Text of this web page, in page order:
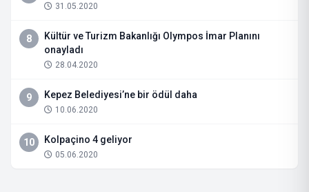
31.05.2020
8
Kültür ve Turizm Bakanlığı Olympos İmar Planını
onayladı
28.04.2020
9 Kepez Belediyesi’ne bir ödül daha
10.06.2020
10 Kolpaçino 4 geliyor
05.06.2020